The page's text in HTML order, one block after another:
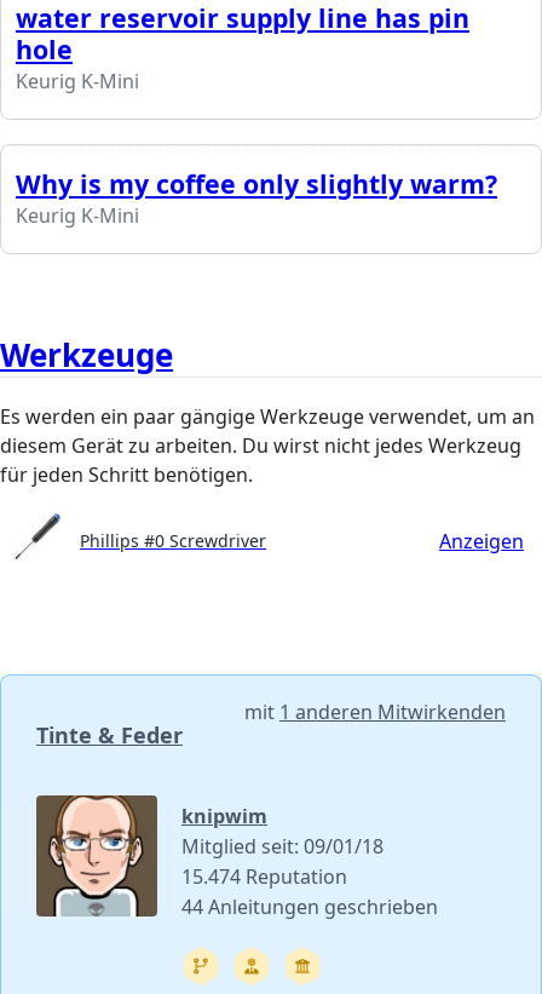
water reservoir supply line has pin
hole
Keurig K-Mini
Why is my coffee only slightly warm?
Keurig K-Mini
Werkzeuge
Es werden ein paar gängige Werkzeuge verwendet, um an
diesem Gerät zu arbeiten. Du wirst nicht jedes Werkzeug
für jeden Schritt benötigen.
Phillips #0 Screwdriver Anzeigen
Tinte & Feder
mit 1 anderen Mitwirkenden
knipwim
Mitglied seit: 09/01/18
15.474 Reputation
44 Anleitungen geschrieben